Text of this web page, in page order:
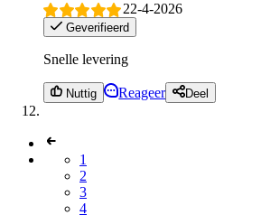
22-4-2026
Geverifieerd
Snelle levering
Nuttig Reageer Deel
1
2
3
4